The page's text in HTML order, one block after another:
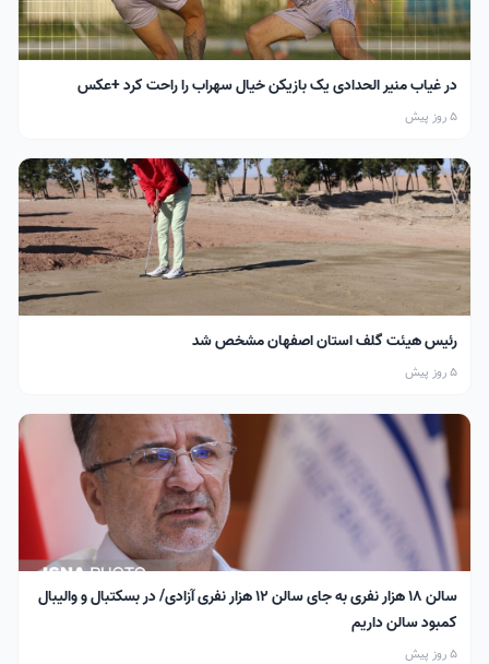
در غیاب منیر الحدادی یک بازیکن خیال سهراب را راحت کرد +عکس
5 روز پیش
رئیس هیئت گلف استان اصفهان مشخص شد
5 روز پیش
سالن ۱۸ هزار نفری به جای سالن ۱۲ هزار نفری آزادی/ در بسکتبال و والیبال
کمبود سالن داریم
5 روز پیش